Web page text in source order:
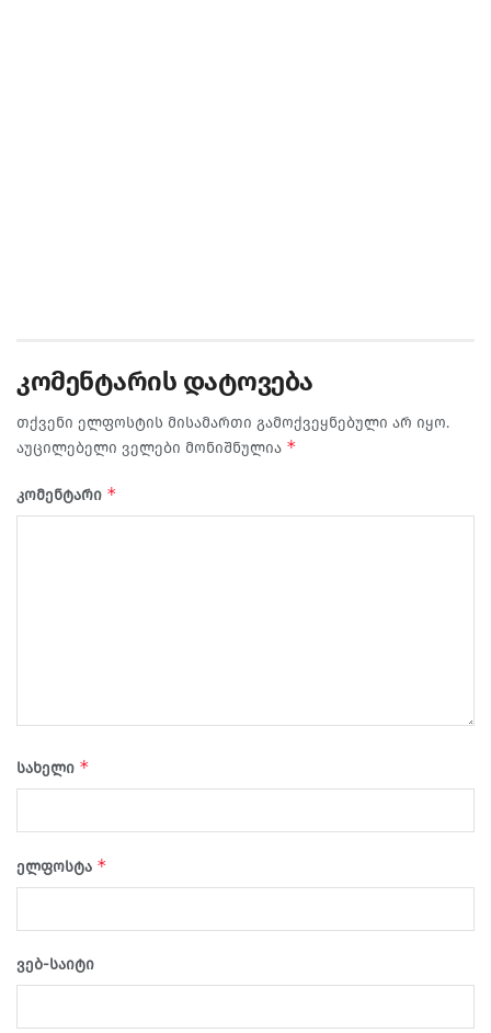
კომენტარის დატოვება
თქვენი ელფოსტის მისამართი გამოქვეყნებული არ იყო.
აუცილებელი ველები მონიშნულია *
კომენტარი *
სახელი *
ელფოსტა *
ვებ-საიტი